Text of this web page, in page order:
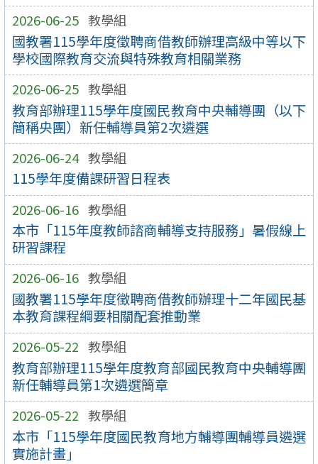
2026-06-25 教學組
國教署115學年度徵聘商借教師辦理高級中等以下
學校國際教育交流與特殊教育相關業務
2026-06-25 教學組
教育部辦理115學年度國民教育中央輔導團（以下
簡稱央團）新任輔導員第2次遴選
2026-06-24 教學組
115學年度備課研習日程表
2026-06-16 教學組
本市「115年度教師諮商輔導支持服務」暑假線上
研習課程
2026-06-16 教學組
國教署115學年度徵聘商借教師辦理十二年國民基
本教育課程綱要相關配套推動業
2026-05-22 教學組
教育部辦理115學年度教育部國民教育中央輔導團
新任輔導員第1次遴選簡章
2026-05-22 教學組
本市「115學年度國民教育地方輔導團輔導員遴選
實施計畫」